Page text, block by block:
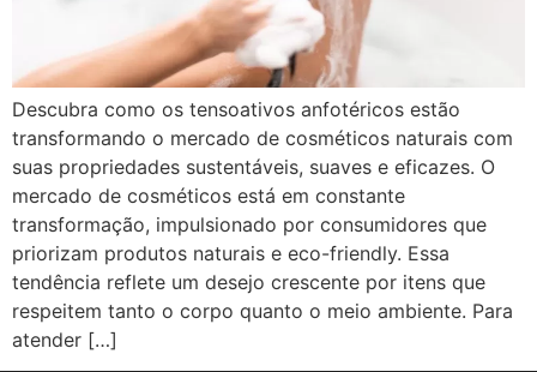
Descubra como os tensoativos anfotéricos estão
transformando o mercado de cosméticos naturais com
suas propriedades sustentáveis, suaves e eficazes. O
mercado de cosméticos está em constante
transformação, impulsionado por consumidores que
priorizam produtos naturais e eco-friendly. Essa
tendência reflete um desejo crescente por itens que
respeitem tanto o corpo quanto o meio ambiente. Para
atender […]